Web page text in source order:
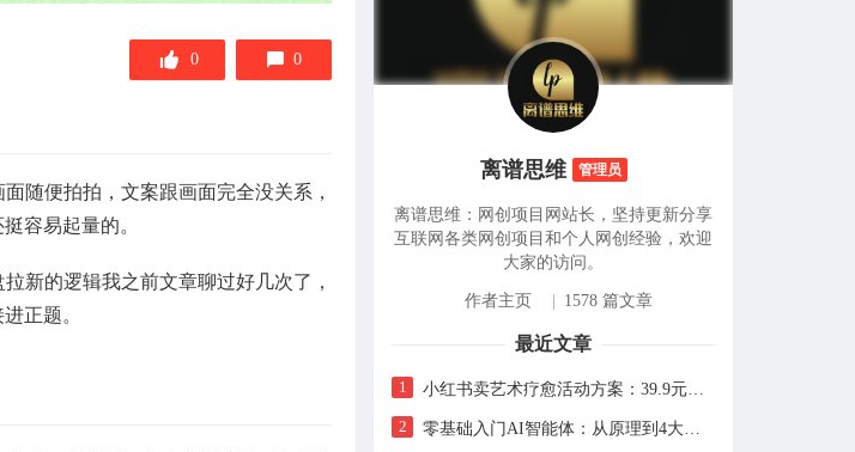
0 0
随便拍拍，文案跟画面完全没关系，
容易起量的。
新的逻辑我之前文章聊过好几次了，
正题。
离谱思维 管理员
离谱思维：网创项目网站长，坚持更新分享
互联网各类网创项目和个人网创经验，欢迎
大家的访问。
作者主页 1578 篇文章
最近文章
1 小红书卖艺术疗愈活动方案：39.9元一单，323天卖12万+的完整实操拆解
2 零基础入门AI智能体：从原理到4大平台实操，让AI自动干活